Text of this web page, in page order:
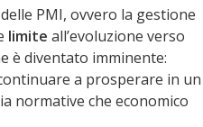
delle PMI, ovvero la gestione
limite all’evoluzione verso
è diventato imminente:
a prosperare in un
normative che economico